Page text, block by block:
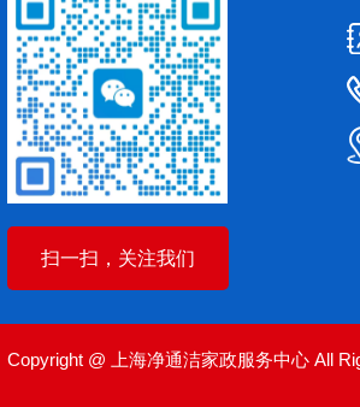
扫一扫，关注我们
Copyright @ 上海净通洁家政服务中心 All